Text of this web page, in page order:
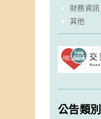
財務資訊
其他
公告類別